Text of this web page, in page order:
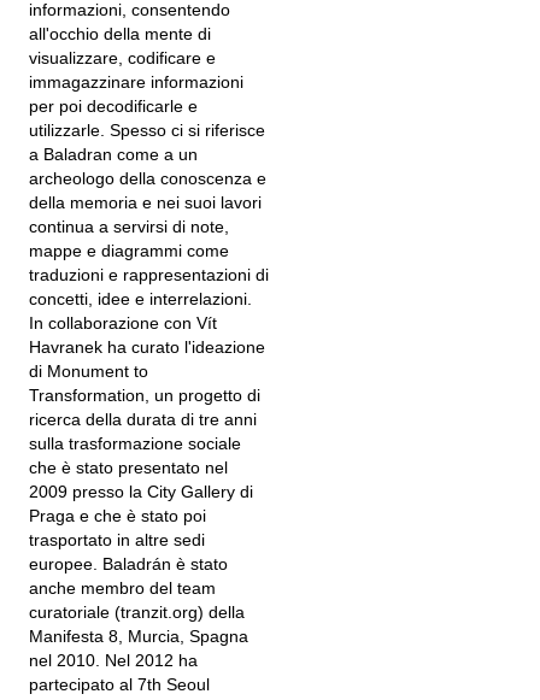
informazioni, consentendo
all'occhio della mente di
visualizzare, codificare e
immagazzinare informazioni
per poi decodificarle e
utilizzarle. Spesso ci si riferisce
a Baladran come a un
archeologo della conoscenza e
della memoria e nei suoi lavori
continua a servirsi di note,
mappe e diagrammi come
traduzioni e rappresentazioni di
concetti, idee e interrelazioni.
In collaborazione con Vít
Havranek ha curato l'ideazione
di Monument to
Transformation, un progetto di
ricerca della durata di tre anni
sulla trasformazione sociale
che è stato presentato nel
2009 presso la City Gallery di
Praga e che è stato poi
trasportato in altre sedi
europee. Baladrán è stato
anche membro del team
curatoriale (tranzit.org) della
Manifesta 8, Murcia, Spagna
nel 2010. Nel 2012 ha
partecipato al 7th Seoul